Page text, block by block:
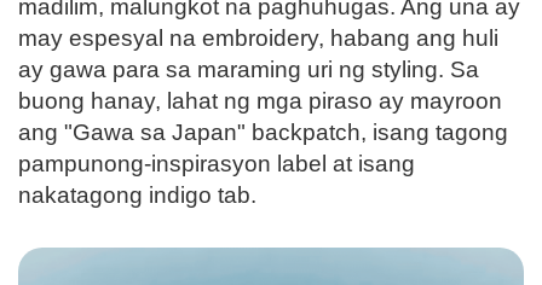
madilim, malungkot na paghuhugas. Ang una ay
may espesyal na embroidery, habang ang huli
ay gawa para sa maraming uri ng styling. Sa
buong hanay, lahat ng mga piraso ay mayroon
ang "Gawa sa Japan" backpatch, isang tagong
pampunong-inspirasyon label at isang
nakatagong indigo tab.